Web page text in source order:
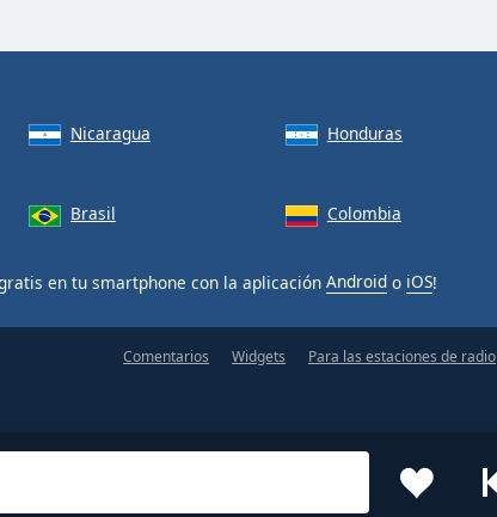
Nicaragua Honduras
Brasil Colombia
en tu smartphone con la aplicación Android o iOS!
Comentarios Widgets Para las estaciones de radio